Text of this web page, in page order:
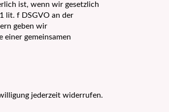
ist, wenn wir gesetzlich
lit. f DSGVO an der
geben wir
einer gemeinsamen
jederzeit widerrufen.